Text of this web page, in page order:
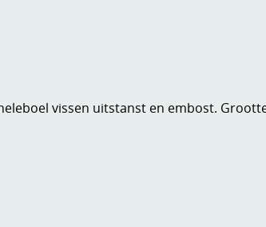
vissen uitstanst en embost.